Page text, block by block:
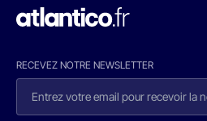
RECEVEZ NOTRE NEWSLETTER